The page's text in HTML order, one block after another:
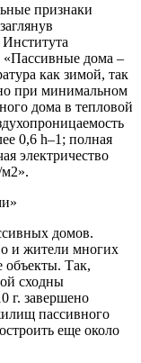
признаки
«Пассивные дома –
как зимой, так
при минимальном
дома в тепловой
0,6 h–1; полная
электричество
домов.
и жители многих
объекты. Так,
сходны
г. завершено
пассивного
еще около